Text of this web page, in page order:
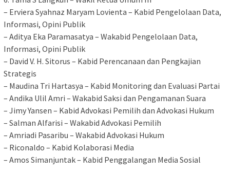
– Erviera Syahnaz Maryam Lovienta – Kabid Pengelolaan Data,
Informasi, Opini Publik
– Aditya Eka Paramasatya – Wakabid Pengelolaan Data,
Informasi, Opini Publik
– David V. H. Sitorus – Kabid Perencanaan dan Pengkajian
Strategis
– Maudina Tri Hartasya – Kabid Monitoring dan Evaluasi Partai
– Andika Ulil Amri – Wakabid Saksi dan Pengamanan Suara
– Jimy Yansen – Kabid Advokasi Pemilih dan Advokasi Hukum
– Salman Alfarisi – Wakabid Advokasi Pemilih
– Amriadi Pasaribu – Wakabid Advokasi Hukum
– Riconaldo – Kabid Kolaborasi Media
– Amos Simanjuntak – Kabid Penggalangan Media Sosial